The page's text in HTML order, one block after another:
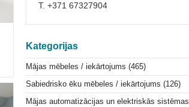
T. +371 67327904
Kategorijas
Mājas mēbeles / iekārtojums (465)
Sabiedrisko ēku mēbeles / iekārtojums (126)
Mājas automatizācijas un elektriskās sistēmas